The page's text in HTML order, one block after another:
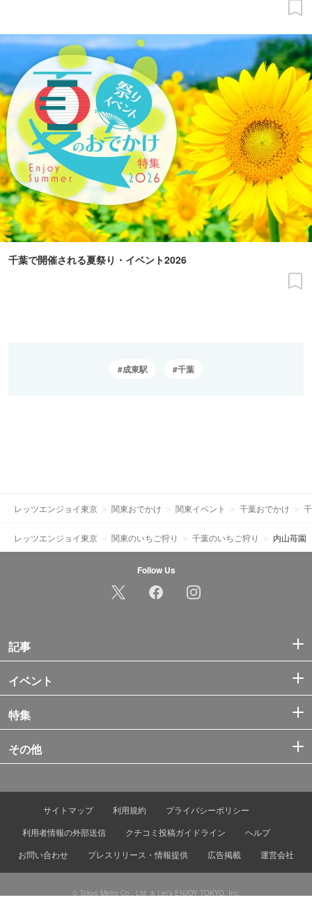
千葉で開催される夏祭り・イベント2026
成東駅 千葉
レッツエンジョイ東京 関東おでかけ 関東イベント 千葉おでかけ
レッツエンジョイ東京 関東のいちご狩り 千葉のいちご狩り 内山苺園
Follow Us
記事
イベント
特集
その他
サイトマップ 利用規約
プライバシーポリシー
利用者情報の外部送信
クチコミ投稿ガイドライン
ヘルプ
お問い合わせ
プレスリリース・情報提供 広告掲載 運営会社
© Tokyo Metro Co., Ltd. & Let’s ENJOY TOKYO, Inc.